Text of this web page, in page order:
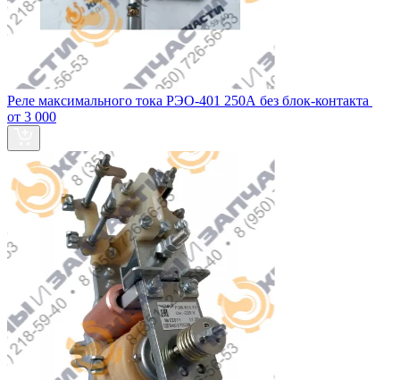
Реле максимального тока РЭО-401 250А без блок‑контакта
от 3 000